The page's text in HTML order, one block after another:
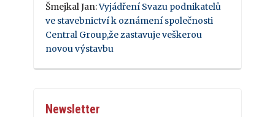
Šmejkal Jan:Vyjádření Svazu podnikatelů
ve stavebnictví k oznámení společnosti
Central Group,že zastavuje veškerou
novou výstavbu
Newsletter